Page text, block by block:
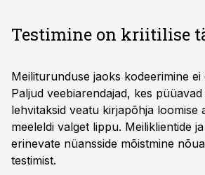
Testimine on kriitilise
Meiliturunduse jaoks kodeerimine ei
Paljud veebiarendajad, kes
lehvitaksid veatu kirjapõhja loomise
meeleldi valget lippu. Meiliklientide
erinevate nüansside mõistmine
testimist.